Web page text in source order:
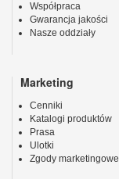
Współpraca
Gwarancja jakości
Nasze oddziały
Marketing
Cenniki
Katalogi produktów
Prasa
Ulotki
Zgody marketingowe